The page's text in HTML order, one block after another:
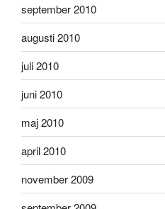
september 2010
augusti 2010
juli 2010
juni 2010
maj 2010
april 2010
november 2009